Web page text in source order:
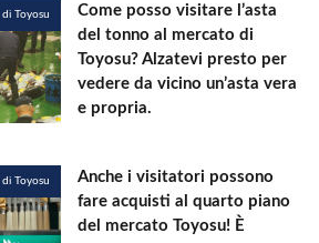
Toyosu
Come posso visitare l’asta
del tonno al mercato di
Toyosu? Alzatevi presto per
vedere da vicino un’asta vera
e propria.
Toyosu
Anche i visitatori possono
fare acquisti al quarto piano
del mercato Toyosu! È